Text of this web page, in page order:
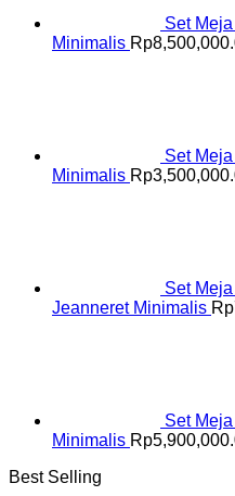
Set
Minimalis Rp
Set
Minimalis Rp
Set
Jeanneret Minimalis Rp
Set
Minimalis Rp
Best Selling